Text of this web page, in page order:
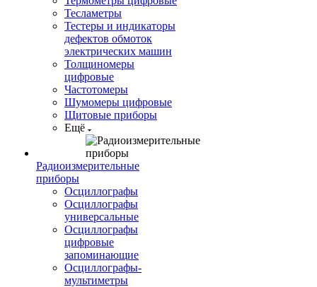
Тесламетры
Тестеры и индикаторы
дефектов обмоток
электрических машин
Толщиномеры
цифровые
Частотомеры
Шумомеры цифровые
Щитовые приборы
Ещё
Радиоизмерительные
приборы
Осциллографы
Осциллографы
универсальные
Осциллографы
цифровые
запоминающие
Осциллографы-
мультиметры